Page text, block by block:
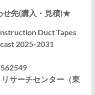
せ先(購入・見積)★
Duct Tapes
2025-2031
サーチセンター（東